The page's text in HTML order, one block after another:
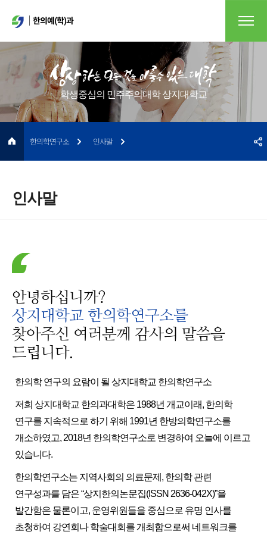
한의예(학)과
학생중심의 민주주의대학 상지대학교
인사말
한의학연구소 인사말
안녕하십니까?
상지대학교 한의학연구소를
찾아주신 여러분께 감사의 말씀을
드립니다.
한의학 연구의 요람이 될 상지대학교 한의학연구소
저희 상지대학교 한의과대학은 1988년 개교이래, 한의학
연구를 지속적으로 하기 위해 1991년 한방의학연구소를
개소하였고, 2018년 한의학연구소로 변경하여 오늘에 이르고
있습니다.
한의학연구소는 지역사회의 의료문제, 한의학 관련
연구성과를 담은 “상지한의논문집(ISSN 2636-042X)”을
발간함은 물론이고, 운영위원들을 중심으로 유명 인사를
초청하여 강연회나 학술대회를 개최함으로써 네트워크를